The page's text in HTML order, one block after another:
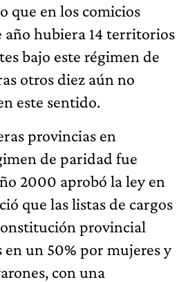
que en los comicios
año hubiera 14 territorios
bajo este régimen de
otros diez aún no
este sentido.
provincias en
de paridad fue
2000 aprobó la ley en
que las listas de cargos
provincial
en un 50% por mujeres y
con una